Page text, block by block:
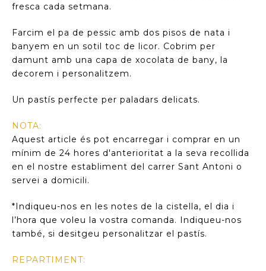
fresca cada setmana.
Farcim el pa de pessic amb dos pisos de nata i
banyem en un sotil toc de licor. Cobrim per
damunt amb una capa de xocolata de bany, la
decorem i personalitzem.
Un pastís perfecte per paladars delicats.
NOTA:
Aquest article és pot encarregar i comprar en un
mínim de 24 hores d'anterioritat a la seva recollida
en el nostre establiment del carrer Sant Antoni o
servei a domicili.
*Indiqueu-nos en les notes de la cistella, el dia i
l’hora que voleu la vostra comanda. Indiqueu-nos
també, si desitgeu personalitzar el pastís.
REPARTIMENT: